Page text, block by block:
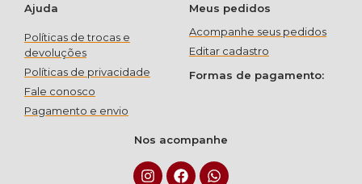
Ajuda
Políticas de trocas e
devoluções
Políticas de privacidade
Fale conosco
Pagamento e envio
Meus pedidos
Acompanhe seus pedidos
Editar cadastro
Formas de pagamento:
Nos acompanhe